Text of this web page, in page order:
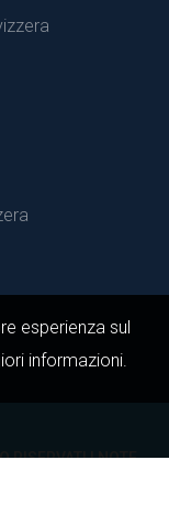
esperienza sul
informazioni.
RISERVATI |NOTE